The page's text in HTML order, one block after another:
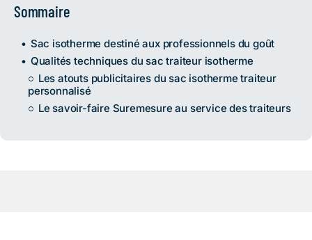
Sommaire
Sac isotherme destiné aux professionnels du goût
Qualités techniques du sac traiteur isotherme
Les atouts publicitaires du sac isotherme traiteur
personnalisé
Le savoir-faire Suremesure au service des traiteurs